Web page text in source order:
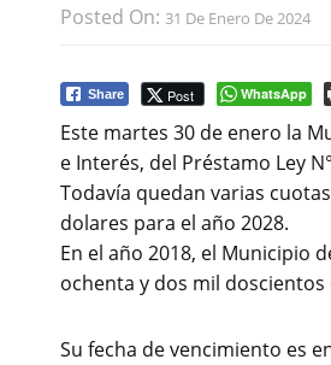
Posted On: 31 De Enero De 2024
Share Post WhatsApp
Este martes 30 de enero la
e Interés, del Préstamo Ley
Todavía quedan varias
dolares para el año 2028.
En el año 2018, el Municipio
ochenta y dos mil doscientos
Su fecha de vencimiento es